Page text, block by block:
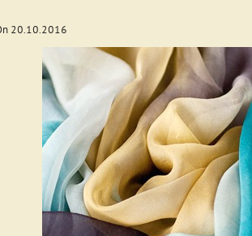
20.10.2016